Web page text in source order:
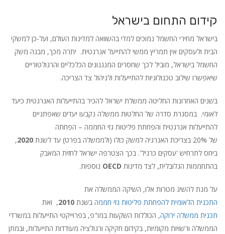
קידום התחום בישראל
בישראל מחירי החשמל נמוכים למדי בהשוואה למדינות העולם, ועל-כן למשקי
הבית ולעסקים אין תמריץ ממשי להתייעל אנרגטית. יתרה מכך, מבנה משק
החשמל בישראל, מוביל לכך שחסרים המנגנונים הכלכליים והרגולטוריים
שיאפשרו שילוב טכנולוגיות להתייעלות ולניהול צד הצריכה.
בשנים האחרונות החליטה ממשלת ישראל להכיר בהתייעלות האנרגטית כיעד
לאומי. במסגרת סדרה של החלטות ממשלה נקבעו יעדים שאפתניים
להתייעלות אנרגטית והפחתת פליטות גזי החממה – הפחתה
של 20% בצריכת האנרגיה למשק כולו (ולממשלה בפרט) עד לשנת
2020
,
ביחס לתרחיש 'עסקים כרגיל'. בכך הצטרפה ישראל לחזית המאבק
בהתחממות הגלובלית, לצד מדינות OECD נוספות.
על מנת להשיג מטרות אלו, השיקה הממשלה את
התכנית הלאומית להפחתת פליטות גזי חממה בשנת 2010, ואת
תכנית ממשלה ירוקה, הכוללות השקעות במו"פ, בפרוייקטי התייעלות במשרדי
הממשלה ורשויות מקומיות, בקידום חקיקה ורגולציה מעודדות התייעלות, ובמתן